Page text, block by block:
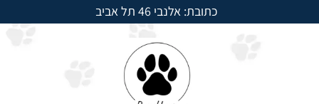
כתובת: אלנבי 46 תל אביב
למשלוחים חייגו: 054-5950525